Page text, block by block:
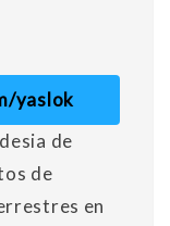
yaslok
de
de
en